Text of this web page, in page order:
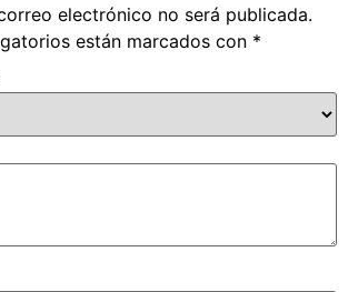
electrónico no será publicada.
están marcados con *